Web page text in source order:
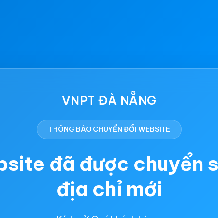
VNPT ĐÀ NẴNG
THÔNG BÁO CHUYỂN ĐỔI WEBSITE
đã được chuyển
địa chỉ mới